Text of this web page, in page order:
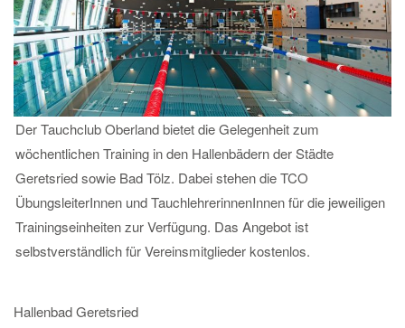
Der Tauchclub Oberland bietet die Gelegenheit zum
wöchentlichen Training in den Hallenbädern der Städte
Geretsried sowie Bad Tölz. Dabei stehen die TCO
ÜbungsleiterInnen und TauchlehrerinnenInnen für die jeweiligen
Trainingseinheiten zur Verfügung. Das Angebot ist
selbstverständlich für Vereinsmitglieder kostenlos.
Hallenbad Geretsried